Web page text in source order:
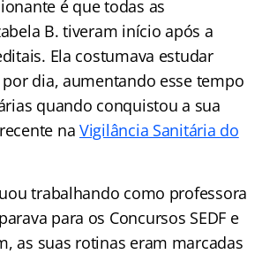
é que todas as
B. tiveram início após a
Ela costumava estudar
dia, aumentando esse tempo
quando conquistou a sua
na Vigilância Sanitária do
trabalhando como professora
para os Concursos SEDF e
as suas rotinas eram marcadas